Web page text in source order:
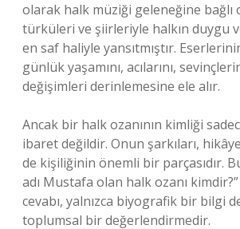
olarak halk müziği geleneğine bağlı
türküleri ve şiirleriyle halkın duygu
en saf haliyle yansıtmıştır.
günlük yaşamını, acılarını,
değişimleri derinlemesine ele alır.
Ancak bir halk ozanının kimliği
ibaret değildir. Onun şarkıları,
de kişiliğinin önemli bir parçasıdır.
adı Mustafa olan halk ozanı
cevabı, yalnızca biyografik bir bilgi
toplumsal bir değerlendirmedir.